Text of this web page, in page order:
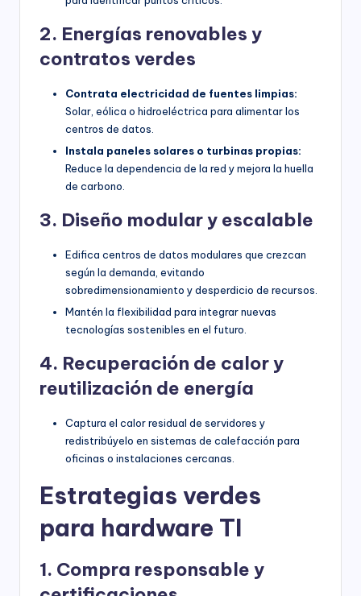
2. Energías renovables y
contratos verdes
Contrata electricidad de fuentes limpias:
Solar, eólica o hidroeléctrica para alimentar los
centros de datos.
Instala paneles solares o turbinas propias:
Reduce la dependencia de la red y mejora la huella
de carbono.
3. Diseño modular y escalable
Edifica centros de datos modulares que crezcan
según la demanda, evitando
sobredimensionamiento y desperdicio de recursos.
Mantén la flexibilidad para integrar nuevas
tecnologías sostenibles en el futuro.
4. Recuperación de calor y
reutilización de energía
Captura el calor residual de servidores y
redistribúyelo en sistemas de calefacción para
oficinas o instalaciones cercanas.
Estrategias verdes
para hardware TI
1. Compra responsable y